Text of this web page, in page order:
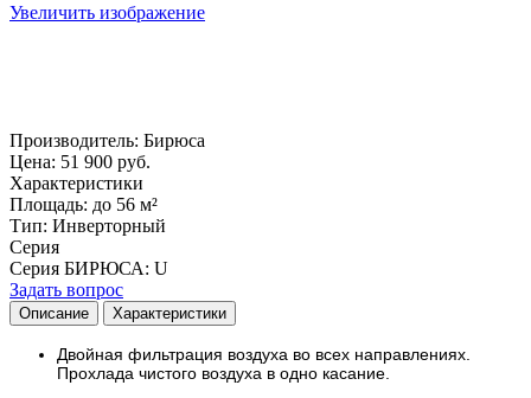
Увеличить изображение
Производитель: Бирюса
Цена: 51 900 руб.
Характеристики
Площадь: до 56 м²
Тип: Инверторный
Серия
Серия БИРЮСА: U
Задать вопрос
Описание Характеристики
Двойная фильтрация воздуха во всех направлениях.
Прохлада чистого воздуха в одно касание.